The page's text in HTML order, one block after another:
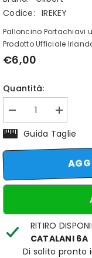
Codice: IREKEY
Palloncino Portachiavi
Prodotto Ufficiale
€6,00
Quantità:
Diminuisci
quantità
per
palloncino
portachiavi
Aumenta
quantità
per
palloncino
irlanda
ufficiale
Guida Taglie
RITIRO
CATALANI 6A
Di solito pronto